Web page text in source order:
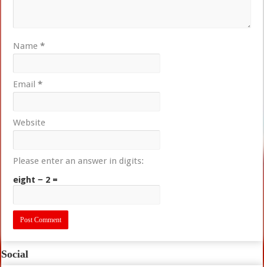
Name*
Email*
Website
Please enter an answer in digits:
eight − 2 =
Social